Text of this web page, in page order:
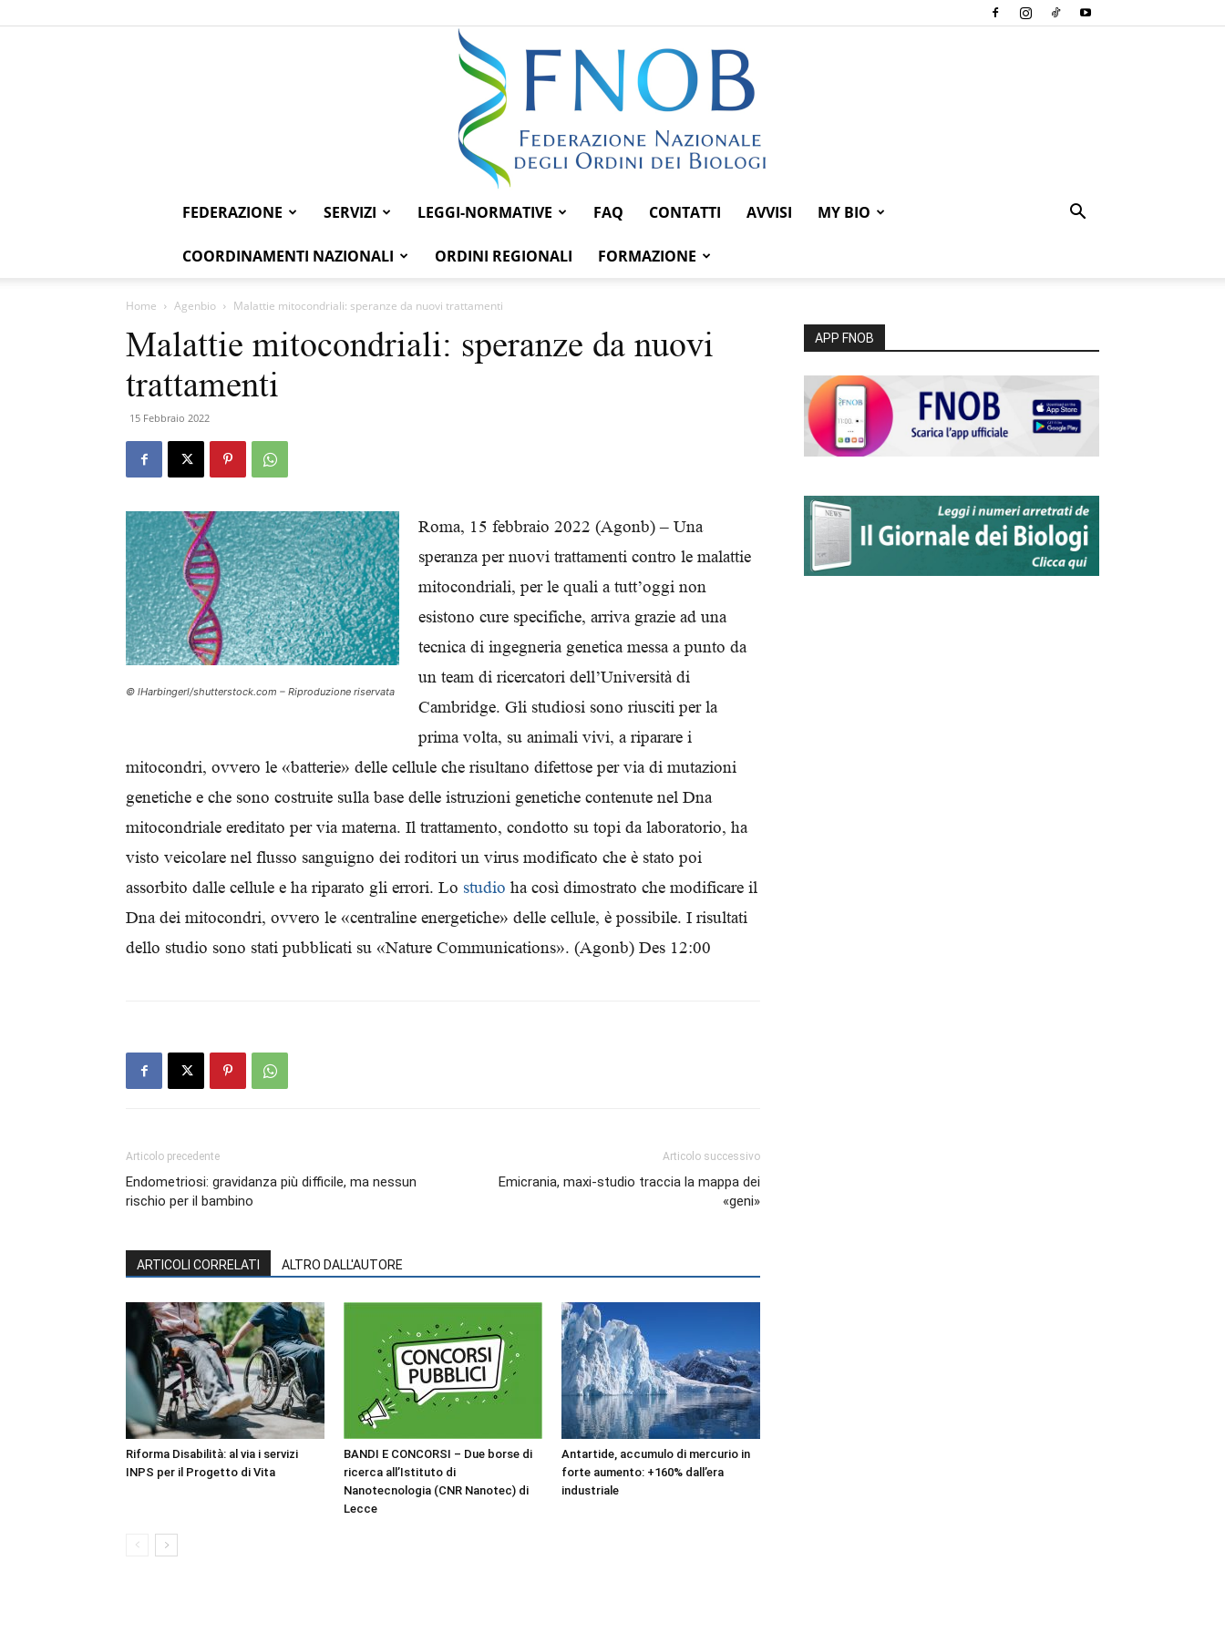
Federazione
FEDERAZIONE SERVIZI LEGGI-NORMATIVE FAQ CONTATTI AVVISI MY BIO
COORDINAMENTI NAZIONALI ORDINI REGIONALI FORMAZIONE
Home Agenbio Malattie mitocondriali: speranze da nuovi trattamenti
Malattie mitocondriali: speranze da nuovi
trattamenti
15 Febbraio 2022
© lHarbingerl/shutterstock.com – Riproduzione riservata
Roma, 15 febbraio 2022 (Agonb) – Una
speranza per nuovi trattamenti contro le malattie
mitocondriali, per le quali a tutt’oggi non
esistono cure specifiche, arriva grazie ad una
tecnica di ingegneria genetica messa a punto da
un team di ricercatori dell’Università di
Cambridge. Gli studiosi sono riusciti per la
prima volta, su animali vivi, a riparare i
mitocondri, ovvero le «batterie» delle cellule che risultano difettose per via di mutazioni
genetiche e che sono costruite sulla base delle istruzioni genetiche contenute nel Dna
mitocondriale ereditato per via materna. Il trattamento, condotto su topi da laboratorio, ha
visto veicolare nel flusso sanguigno dei roditori un virus modificato che è stato poi
assorbito dalle cellule e ha riparato gli errori. Lo studio ha così dimostrato che modificare il
Dna dei mitocondri, ovvero le «centraline energetiche» delle cellule, è possibile. I risultati
dello studio sono stati pubblicati su «Nature Communications». (Agonb) Des 12:00
Articolo precedente
Endometriosi: gravidanza più difficile, ma nessun
rischio per il bambino
Articolo successivo
Emicrania, maxi-studio traccia la mappa dei
«geni»
ARTICOLI CORRELATI ALTRO DALL'AUTORE
Riforma Disabilità: al via i servizi
INPS per il Progetto di Vita
BANDI E CONCORSI – Due borse di
ricerca all’Istituto di
Nanotecnologia (CNR Nanotec) di
Lecce
Antartide, accumulo di mercurio in
forte aumento: +160% dall’era
industriale
APP FNOB